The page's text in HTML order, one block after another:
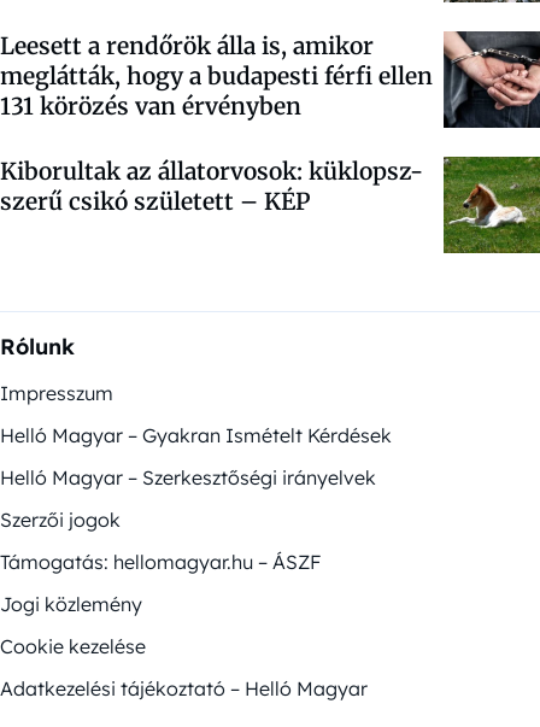
Leesett a rendőrök álla is, amikor
meglátták, hogy a budapesti férfi ellen
131 körözés van érvényben
Kiborultak az állatorvosok: küklopsz-
szerű csikó született – KÉP
Rólunk
Impresszum
Helló Magyar – Gyakran Ismételt Kérdések
Helló Magyar – Szerkesztőségi irányelvek
Szerzői jogok
Támogatás: hellomagyar.hu – ÁSZF
Jogi közlemény
Cookie kezelése
Adatkezelési tájékoztató – Helló Magyar